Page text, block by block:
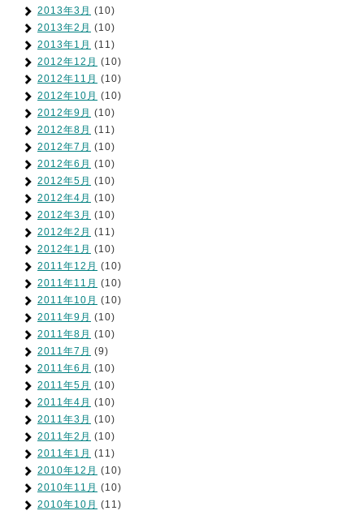
2013年3月 (10)
2013年2月 (10)
2013年1月 (11)
2012年12月 (10)
2012年11月 (10)
2012年10月 (10)
2012年9月 (10)
2012年8月 (11)
2012年7月 (10)
2012年6月 (10)
2012年5月 (10)
2012年4月 (10)
2012年3月 (10)
2012年2月 (11)
2012年1月 (10)
2011年12月 (10)
2011年11月 (10)
2011年10月 (10)
2011年9月 (10)
2011年8月 (10)
2011年7月 (9)
2011年6月 (10)
2011年5月 (10)
2011年4月 (10)
2011年3月 (10)
2011年2月 (10)
2011年1月 (11)
2010年12月 (10)
2010年11月 (10)
2010年10月 (11)